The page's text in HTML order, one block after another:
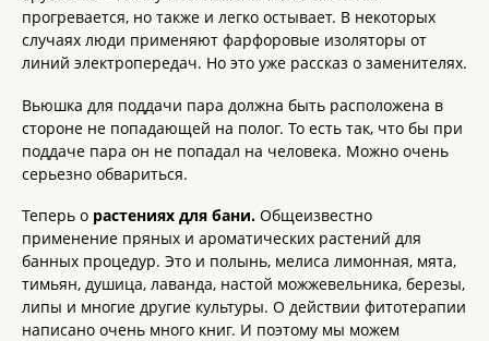
прогревается, но также и легко остывает. В некоторых
случаях люди применяют фарфоровые изоляторы от
линий электропередач. Но это уже рассказ о заменителях.
Вьюшка для поддачи пара должна быть расположена в
стороне не попадающей на полог. То есть так, что бы при
поддаче пара он не попадал на человека. Можно очень
серьезно обвариться.
Теперь о растениях для бани. Общеизвестно
применение пряных и ароматических растений для
банных процедур. Это и полынь, мелиса лимонная, мята,
тимьян, душица, лаванда, настой можжевельника, березы,
липы и многие другие культуры. О действии фитотерапии
написано очень много книг. И поэтому мы можем